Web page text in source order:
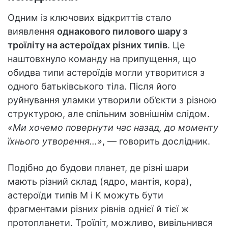
Одним із ключових відкриттів стало
виявлення однакового пилового шару з
троїліту на астероїдах різних типів. Це
наштовхнуло команду на припущення, що
обидва типи астероїдів могли утворитися з
одного батьківського тіла. Після його
руйнування уламки утворили об’єкти з різною
структурою, але спільним зовнішнім слідом.
«Ми хочемо повернути час назад, до моменту
їхнього утворення…», — говорить дослідник.
Подібно до будови планет, де різні шари
мають різний склад (ядро, мантія, кора),
астероїди типів M і K можуть бути
фрагментами різних рівнів однієї й тієї ж
протопланети. Троїліт, можливо, вивільнився